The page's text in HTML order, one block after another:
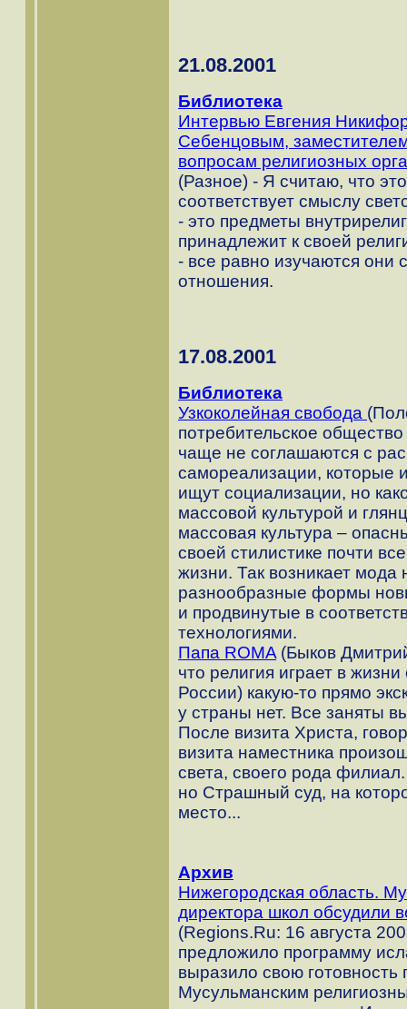
21.08.2001
Библиотека
Интервью Евгения
Себенцовым,
вопросам религиозных
(Разное) - Я считаю, что
соответствует смыслу
- это предметы
принадлежит к своей
- все равно изучаются они
отношения.
17.08.2001
Библиотека
Узкоколейная свобода
потребительское
чаще не соглашаются с
самореализации, которые
ищут социализации, но
массовой культурой и
массовая культура –
своей стилистике почти
жизни. Так возникает мода
разнообразные формы
и продвинутые в
технологиями.
Папа ROMA (Быков
что религия играет в
России) какую-то прямо
у страны нет. Все заняты
После визита Христа,
визита наместника
света, своего рода
но Страшный суд, на
место...
Архив
Нижегородская область.
директора школ обсудили
(Regions.Ru: 16 августа
предложило программу
выразило свою
Мусульманским